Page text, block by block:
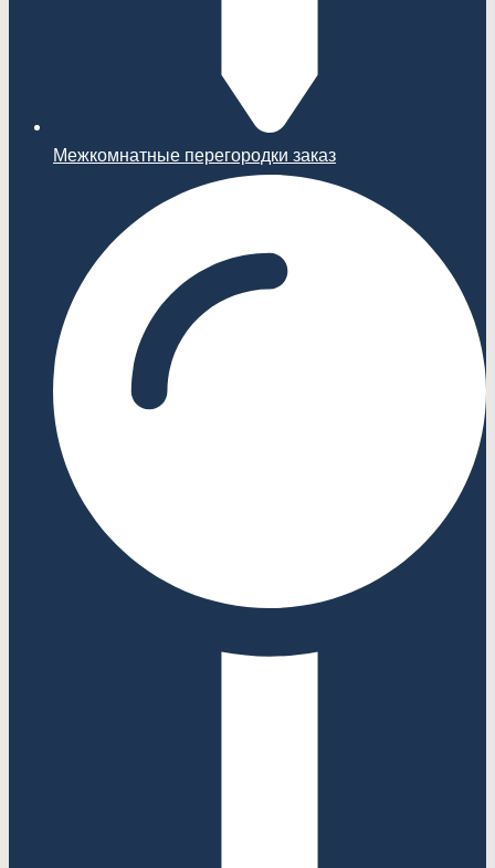
Межкомнатные перегородки заказ